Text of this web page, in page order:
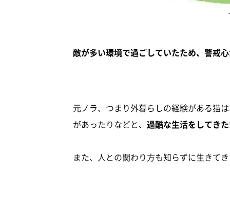
敵が多い環境で過ごしていたため、警戒
元ノラ、つまり外暮らしの経験がある猫
があったりなどと、 過酷な生活をしてき
また、人との関わり方も知らずに生きて